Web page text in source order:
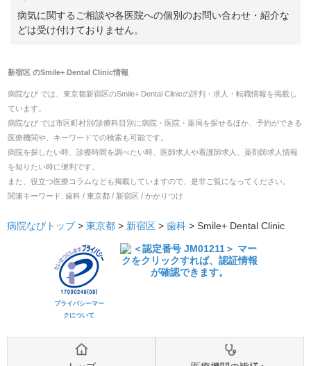
病気に関するご相談や各医院への個別のお問い合わせ・紹介な
どは受け付けておりません。
新宿区のSmile+ Dental Clinic情報
病院なび では、 東京都新宿区のSmile+ Dental Clinicの評判・求人・転職情報を掲載し
ています。
病院なび では市区町村別/診療科目別に病院・医院・薬局を探せるほか、予約ができる
医療機関や、キーワードでの検索も可能です。
病院を探したい時、診療時間を調べたい時、医師求人や看護師求人、薬剤師求人情報
を知りたい時に便利です。
また、役立つ医療コラムなども掲載していますので、是非ご覧になってください。
関連キーワード: 歯科 / 東京都 / 新宿区 / かかりつけ
病院なびトップ > 東京都 > 新宿区 > 歯科 > Smile+ Dental Clinic
プライバシーマー
クについて